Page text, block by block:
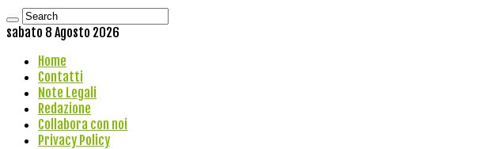
sabato 8 Agosto 2026
Home
Contatti
Note Legali
Redazione
Collabora con noi
Privacy Policy